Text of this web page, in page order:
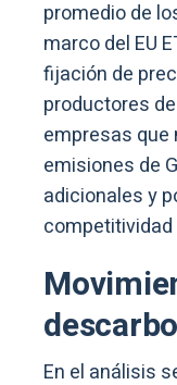
promedio de
marco del EU
fijación de
productores
empresas que
emisiones de
adicionales y
competitividad
En el análisis